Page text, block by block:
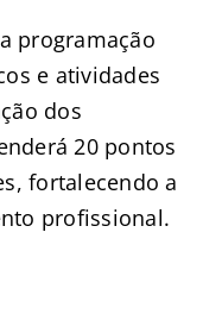
programação
e atividades
dos
20 pontos
fortalecendo a
profissional.